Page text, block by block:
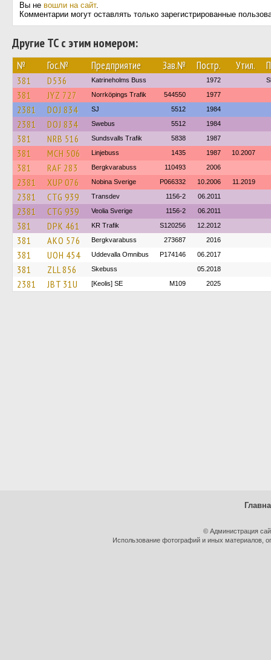
Вы не вошли на сайт.
Комментарии могут оставлять только зарегистрированные
Другие ТС с этим номером:
№ Гос.№ Предприятие Зав.№ Постр. Утил.
381 D536 Katrineholms Buss 1972
381 JYZ 727 Norrköpings Trafik 544550 1977
2381 DOJ 834 SJ 5512 1984
2381 DOJ 834 Swebus 5512 1984
381 NRB 516 Sundsvalls Trafik 5838 1987
381 MCH 506 Linjebuss 1435 1987 10.2007
381 RAF 283 Bergkvarabuss 110493 2006
2381 XUP 076 Nobina Sverige P066332 10.2006 11.2019
2381 CTG 939 Transdev 1156-2 06.2011
2381 CTG 939 Veolia Sverige 1156-2 06.2011
381 DPK 461 KR Trafik S120256 12.2012
381 AKO 576 Bergkvarabuss 273687 2016
381 UOH 454 Uddevalla Omnibus P174146 06.2017
381 ZLL 856 Skebuss 05.2018
2381 JBT 31U [Keolis] SE M109 2025
© Администрация
Использование фотографий и иных материалов,